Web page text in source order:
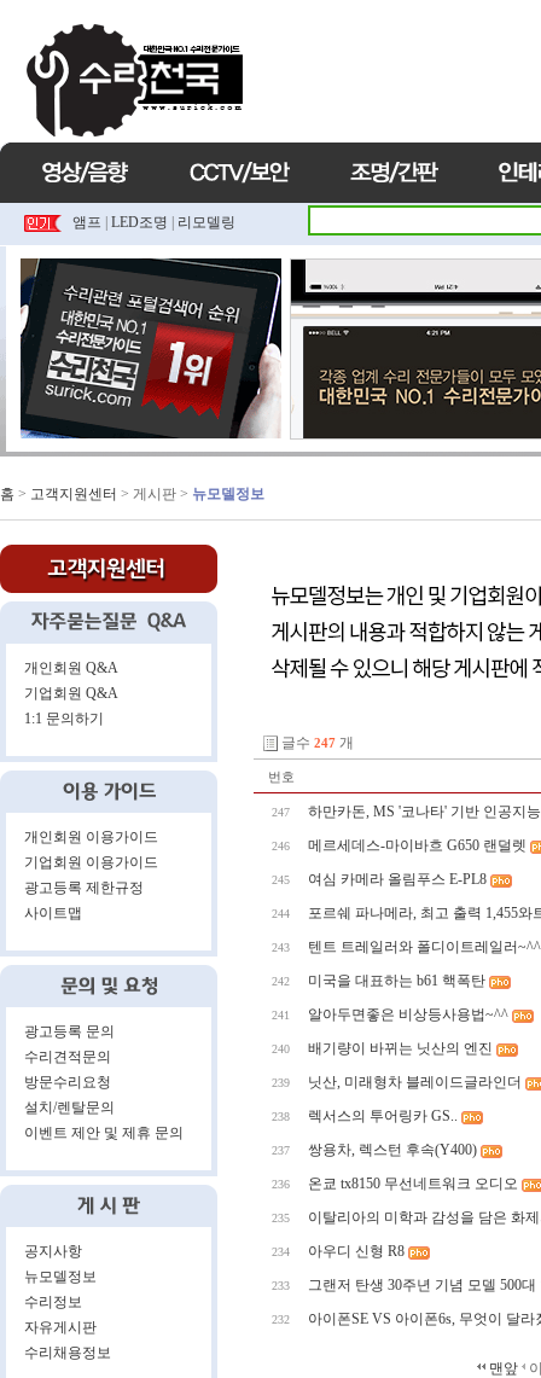
앰프 LED조명 리모델링
홈 > 고객지원센터 > 게시판 > 뉴모델정보
개인회원 Q&A
기업회원 Q&A
1:1 문의하기
개인회원 이용가이드
기업회원 이용가이드
광고등록 제한규정
사이트맵
광고등록 문의
수리견적문의
방문수리요청
설치/렌탈문의
이벤트 제안 및 제휴 문의
공지사항
뉴모델정보
수리정보
자유게시판
수리채용정보
글수 247 개
번호
247 하만카돈, MS '코나타' 기반 인공지
246 메르세데스-마이바흐 G650 랜덜렛
245 여심 카메라 올림푸스 E-PL8
244 포르쉐 파나메라, 최고 출력 1,455와
243 텐트 트레일러와 폴디이트레일러~^^
242 미국을 대표하는 b61 핵폭탄
241 알아두면좋은 비상등사용법~^^
240 배기량이 바뀌는 닛산의 엔진
239 닛산, 미래형차 블레이드글라인더
238 렉서스의 투어링카 GS..
237 쌍용차, 렉스턴 후속(Y400)
236 온쿄 tx8150 무선네트워크 오디오
235 이탈리아의 미학과 감성을 담은 화
234 아우디 신형 R8
233 그랜저 탄생 30주년 기념 모델 500대
232 아이폰SE VS 아이폰6s, 무엇이 달라
맨앞